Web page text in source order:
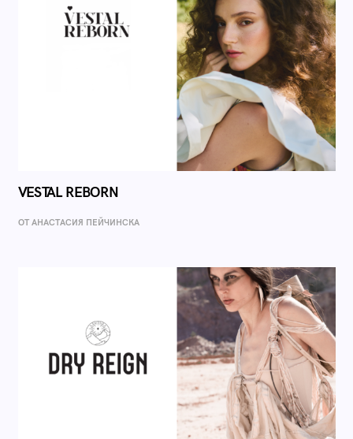
VESTAL REBORN
ОТ AНАСТАСИЯ ПЕЙЧИНСКА